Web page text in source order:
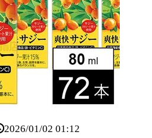
2026/01/02 01:12